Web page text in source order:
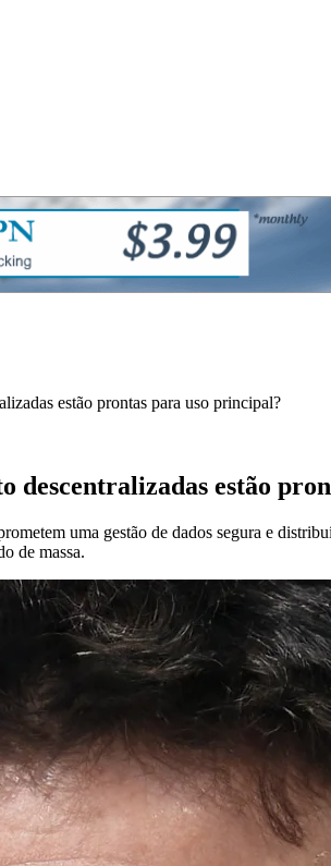
estão prontas para uso principal?
descentralizadas estão
uma gestão de dados segura e
de massa.